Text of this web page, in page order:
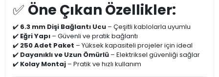
✅ Öne Çıkan Özellikler:
✔️ 6.3 mm Dişi Bağlantı Ucu – Çeşitli kablolarla uyumlu
✔️ Eğri Yapı – Güvenli ve pratik bağlantı
✔️ 250 Adet Paket – Yüksek kapasiteli projeler için ideal
✔️ Dayanıklı ve Uzun Ömürlü – Elektriksel güvenliği sağlar
✔️ Kolay Montaj – Pratik ve hızlı kullanım